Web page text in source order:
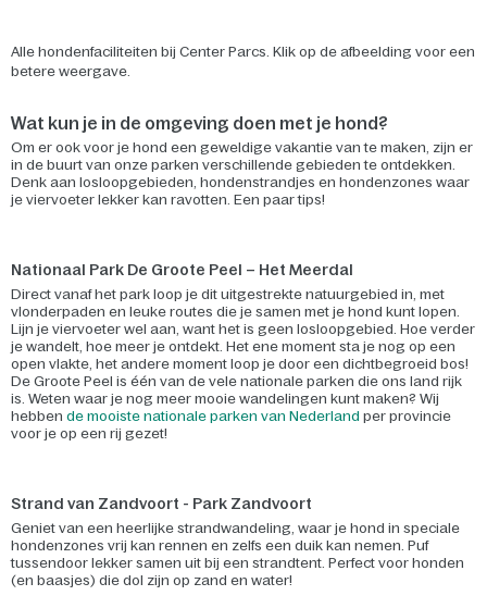
Alle hondenfaciliteiten bij Center Parcs. Klik op de afbeelding voor een
betere weergave.
Wat kun je in de omgeving doen met je hond?
Om er ook voor je hond een geweldige vakantie van te maken, zijn er
in de buurt van onze parken verschillende gebieden te ontdekken.
Denk aan losloopgebieden, hondenstrandjes en hondenzones waar
je viervoeter lekker kan ravotten. Een paar tips!
Nationaal Park De Groote Peel – Het Meerdal
Direct vanaf het park loop je dit uitgestrekte natuurgebied in, met
vlonderpaden en leuke routes die je samen met je hond kunt lopen.
Lijn je viervoeter wel aan, want het is geen losloopgebied. Hoe verder
je wandelt, hoe meer je ontdekt. Het ene moment sta je nog op een
open vlakte, het andere moment loop je door een dichtbegroeid bos!
De Groote Peel is één van de vele nationale parken die ons land rijk
is. Weten waar je nog meer mooie wandelingen kunt maken? Wij
hebben de mooiste nationale parken van Nederland per provincie
voor je op een rij gezet!
Strand van Zandvoort - Park Zandvoort
Geniet van een heerlijke strandwandeling, waar je hond in speciale
hondenzones vrij kan rennen en zelfs een duik kan nemen. Puf
tussendoor lekker samen uit bij een strandtent. Perfect voor honden
(en baasjes) die dol zijn op zand en water!